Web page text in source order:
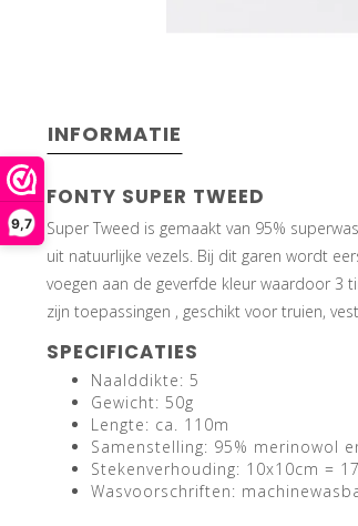
9,7
INFORMATIE
FONTY SUPER TWEED
Super Tweed is gemaakt van 95%
uit natuurlijke vezels. Bij dit garen wordt
voegen aan de geverfde kleur waardoor 3
zijn toepassingen , geschikt voor truien,
SPECIFICATIES
Naalddikte: 5
Gewicht: 50g
Lengte: ca. 110m
Samenstelling: 95% merinowol
Stekenverhouding: 10x10cm =
Wasvoorschriften: